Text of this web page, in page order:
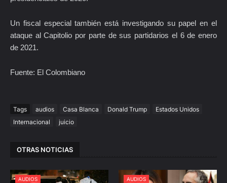
Un fiscal especial también está investigando su papel en el
ataque al Capitolio por parte de sus partidarios el 6 de enero
de 2021.
Fuente: El Colombiano
Tags audios Casa Blanca Donald Trump
Estados Unidos
Internacional
juicio
OTRAS NOTICIAS
AUDIOS AUDIOS